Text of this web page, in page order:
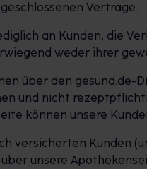
Verträge.
an Kunden, die
weder ihrer
über den
und nicht
können unsere
versicherten Kunden
unsere